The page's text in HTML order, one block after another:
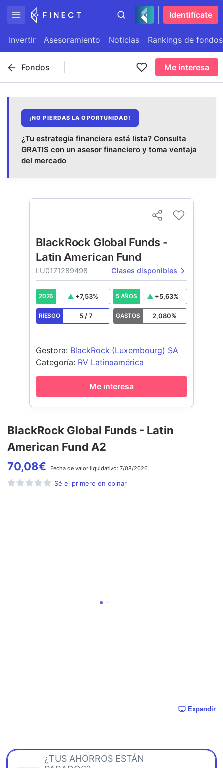
Identifícate
Invertir Asesoramiento Noticias Rankings de fondos
Fondos Me interesa
¡NO PIERDAS LA OPORTUNIDAD!
¿Tu estrategia financiera está lista? Consulta
GRATIS con un asesor financiero y toma ventaja
del mercado
BlackRock Global Funds - Latin
American Fund A2
70,08€ Fecha de valor liquidativo: 7/08/2026
Sé el primero en opinar
Expandir
¿TUS AHORROS ESTÁN
BlackRock Global Funds -
Latin American Fund
LU0171289498 Clases disponibles
2026 +7,53% 5 AÑOS +5,63%
RIESGO 5 /7 GASTOS 2,080%
Gestora: BlackRock (Luxembourg) SA
Categoría: RV Latinoamérica
Me interesa